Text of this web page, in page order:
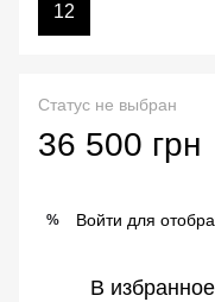
12
Статус не выбран
36 500 грн
% Войти для
В избранное